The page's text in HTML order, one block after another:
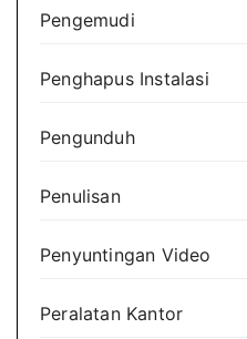
Pengemudi
Penghapus Instalasi
Pengunduh
Penulisan
Penyuntingan Video
Peralatan Kantor